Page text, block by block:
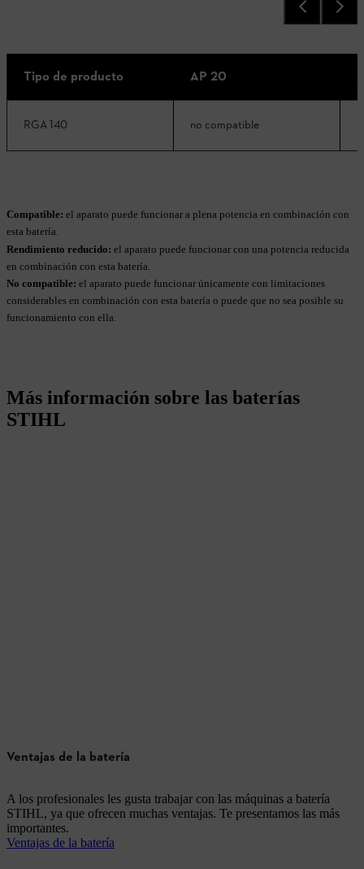
Tipo de producto AP 20
RGA 140 no compatible
Compatible: el aparato puede funcionar a plena potencia en combinación con
esta batería.
Rendimiento reducido: el aparato puede funcionar con una potencia reducida
en combinación con esta batería.
No compatible: el aparato puede funcionar únicamente con limitaciones
considerables en combinación con esta batería o puede que no sea posible su
funcionamiento con ella.
Más información sobre las baterías
STIHL
Ventajas de la batería
A los profesionales les gusta trabajar con las máquinas a batería
STIHL, ya que ofrecen muchas ventajas. Te presentamos las más
importantes.
Ventajas de la batería